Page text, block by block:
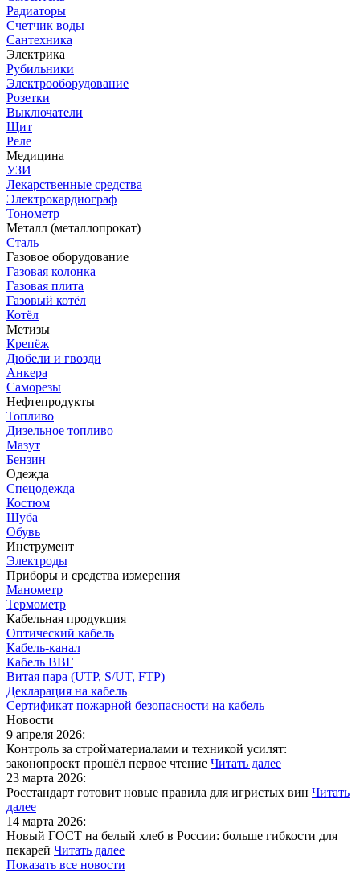
Радиаторы
Счетчик воды
Сантехника
Электрика
Рубильники
Электрооборудование
Розетки
Выключатели
Щит
Реле
Медицина
УЗИ
Лекарственные средства
Электрокардиограф
Тонометр
Металл (металлопрокат)
Сталь
Газовое оборудование
Газовая колонка
Газовая плита
Газовый котёл
Котёл
Метизы
Крепёж
Дюбели и гвозди
Анкера
Саморезы
Нефтепродукты
Топливо
Дизельное топливо
Мазут
Бензин
Одежда
Спецодежда
Костюм
Шуба
Обувь
Инструмент
Электроды
Приборы и средства измерения
Манометр
Термометр
Кабельная продукция
Оптический кабель
Кабель-канал
Кабель ВВГ
Витая пара (UTP, S/UT, FTP)
Декларация на кабель
Сертификат пожарной безопасности на кабель
Новости
9 апреля 2026:
Контроль за стройматериалами и техникой усилят:
законопроект прошёл первое чтение Читать далее
23 марта 2026:
Росстандарт готовит новые правила для игристых вин Читать
далее
14 марта 2026:
Новый ГОСТ на белый хлеб в России: больше гибкости для
пекарей Читать далее
Показать все новости